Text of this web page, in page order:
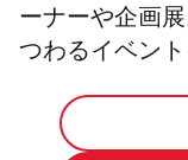
ーナーや企画
つわるイベン